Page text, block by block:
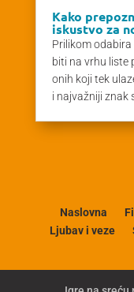
Kako
iskustvo za
Prilikom
biti na vrhu liste
onih koji tek
i najvažniji znak
Naslovna
Ljubav i veze